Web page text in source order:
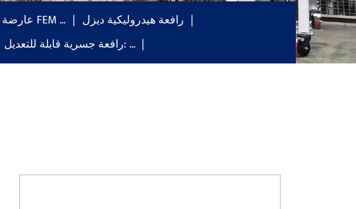
عارضة مزدوجة قياسية من FEM …
رافعة هيدروليكية ديزل
رافعة جسرية قابلة للتعديل: …